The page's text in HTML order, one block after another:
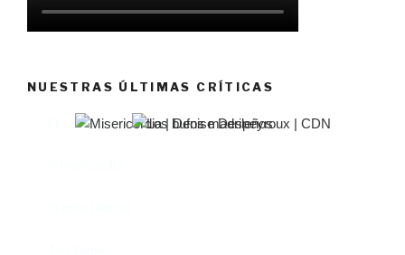
NUESTRAS ÚLTIMAS CRÍTICAS
El castillo de Lindabridis